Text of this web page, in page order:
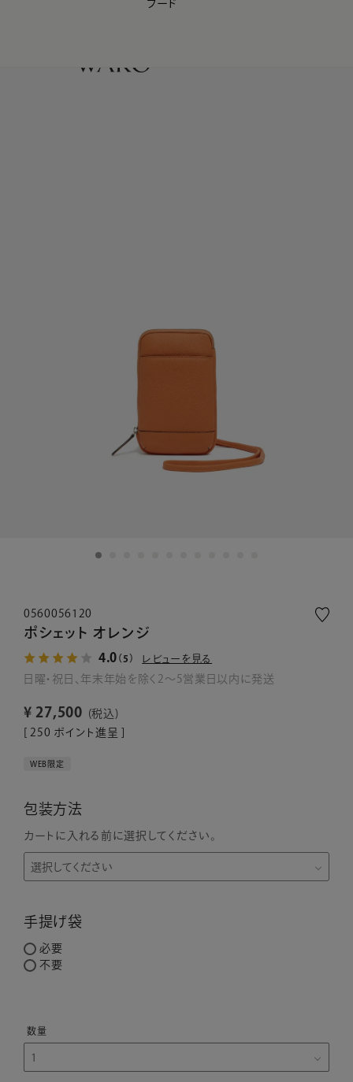
【会員様限定】夏のプレゼントキャンペーン開催中
フード
0560056120
ポシェット オレンジ
4.0 （5） レビューを見る
日曜・祝日、年末年始を除く2～5営業日以内に発送
¥ 27,500
税込
250 ポイント進呈 ]
WEB限定
包装方法
カートに入れる前に選択してください。
手提げ袋
必要
不要